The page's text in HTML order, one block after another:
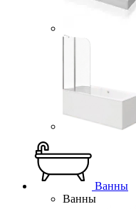
Ванны
Ванны